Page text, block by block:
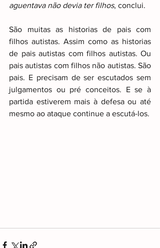
aguentava não devia ter filhos, conclui.
São muitas as historias de pais com
filhos autistas. Assim como as historias
de pais autistas com filhos autistas. Ou
pais autistas com filhos não autistas. São
pais. E precisam de ser escutados sem
julgamentos ou pré conceitos. E se à
partida estiverem mais à defesa ou até
mesmo ao ataque continue a escutá-los.